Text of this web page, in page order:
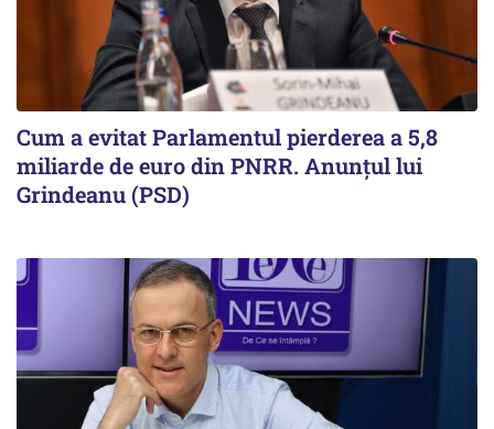
Cum a evitat Parlamentul pierderea a 5,8
miliarde de euro din PNRR. Anunțul lui
Grindeanu (PSD)